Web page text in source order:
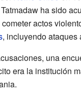
ha sido
actos
, incluyendo ataques
una
era la institución